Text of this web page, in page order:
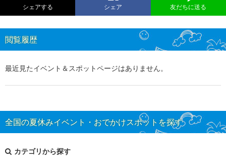
シェアする シェア 友だちに送る
閲覧履歴
最近見たイベント＆スポットページはありません。
全国の夏休みイベント・おでかけスポットを探す
カテゴリから探す